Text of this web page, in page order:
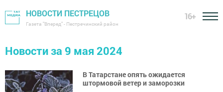
НОВОСТИ ПЕСТРЕЦОВ
Газета "Вперед" - Пестречинский район
16+
Новости за 9 мая 2024
В Татарстане опять ожидается
штормовой ветер и заморозки